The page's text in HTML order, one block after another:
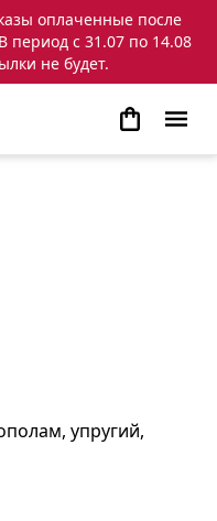
оплаченные после
период с 31.07 по 14.08
не будет.
упругий,